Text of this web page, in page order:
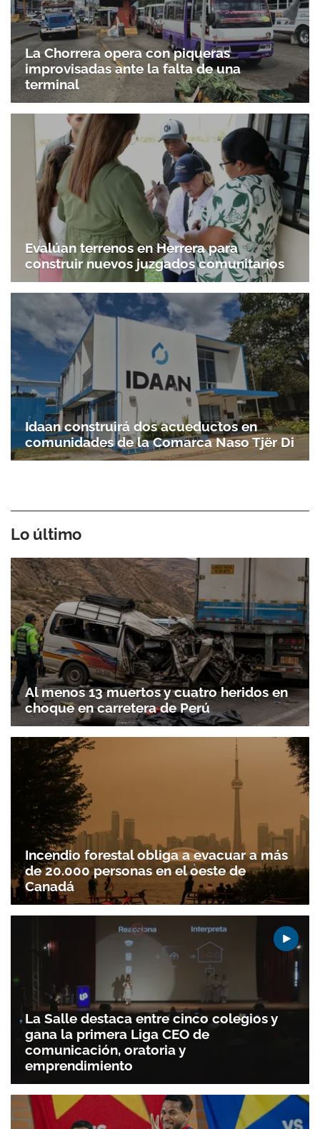
La Chorrera opera con piqueras
improvisadas ante la falta de una
terminal
Evalúan terrenos en Herrera para
construir nuevos juzgados comunitarios
Idaan construirá dos acueductos en
comunidades de la Comarca Naso Tjër Di
Lo último
Al menos 13 muertos y cuatro heridos en
choque en carretera de Perú
Incendio forestal obliga a evacuar a más
de 20.000 personas en el oeste de
Canadá
La Salle destaca entre cinco colegios y
gana la primera Liga CEO de
comunicación, oratoria y
emprendimiento